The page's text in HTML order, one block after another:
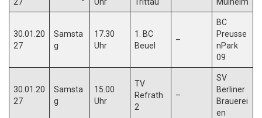
30.01.20
27
Samsta
g
17.30
Uhr
1. BC
Beuel
–
BC
Preusse
nPark
09
30.01.20
27
Samsta
g
15.00
Uhr
TV
Refrath
2
–
SV
Berliner
Brauerei
en